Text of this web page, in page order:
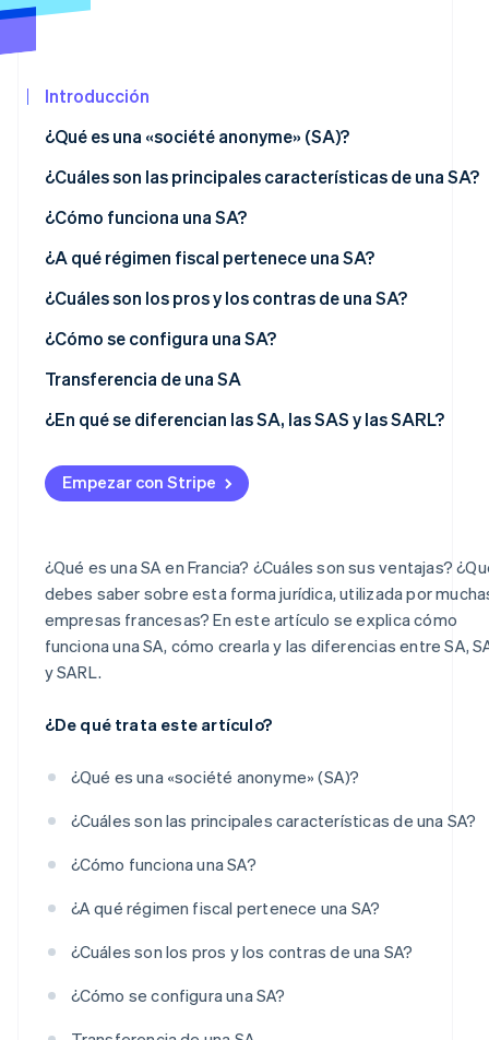
Constitución de una startup
Climate
Identity
Verificación de identidad en línea
Stripe Sessions 2026
Descubre cómo Stripe está construyendo la
para la IA.
Stripe App
Introducción
¿Qué es una «société anonyme» (SA)?
¿Cuáles son las principales características de una SA?
Número de accionistas
Capital social
¿Cómo funciona una SA?
Consejo de administración y CEO
Consejo de supervisión y comité ejecutivo
Junta general
¿A qué régimen fiscal pertenece una SA?
Régimen fiscal de los administradores
Tributación de los accionistas
¿Cuáles son los pros y los contras de una SA?
¿Cómo se configura una SA?
Costes asociados con la creación de una SA
Transferencia de una SA
¿En qué se diferencian las SA, las SAS y las SARL?
Empezar con Stripe
¿Qué es una SA en Francia? ¿Cuáles son sus ventajas?
debes saber sobre esta forma jurídica, utilizada por
empresas francesas? En este artículo se explica cómo
funciona una SA, cómo crearla y las diferencias entre SA,
y SARL.
¿De qué trata este artículo?
¿Qué es una «société anonyme» (SA)?
¿Cuáles son las principales características de una SA?
¿Cómo funciona una SA?
¿A qué régimen fiscal pertenece una SA?
¿Cuáles son los pros y los contras de una SA?
¿Cómo se configura una SA?